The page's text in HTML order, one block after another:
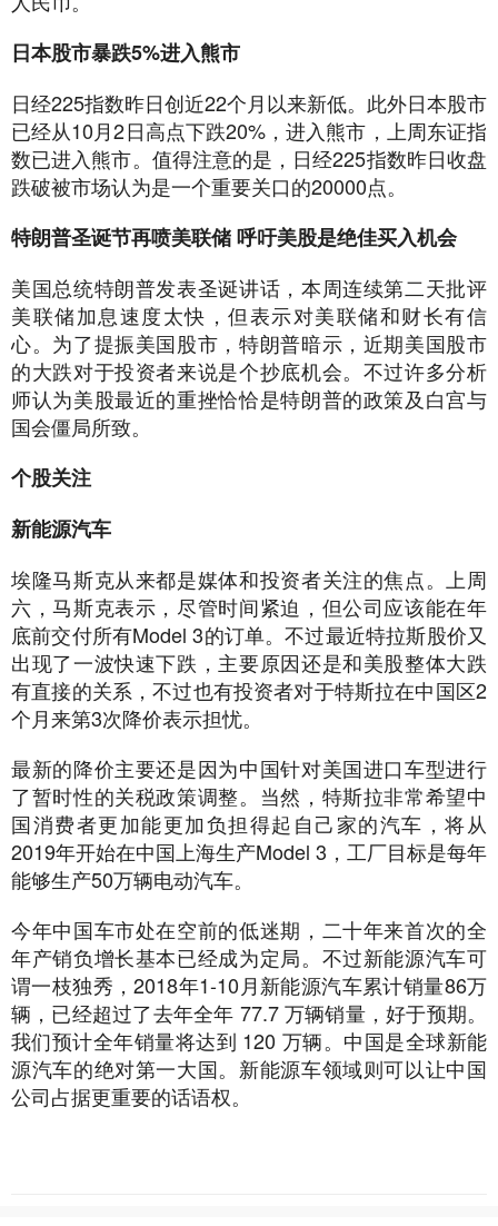
日本股市暴跌5%进入熊市
日经225指数昨日创近22个月以来新低。此外日本股市
已经从10月2日高点下跌20%，进入熊市，上周东证指
数已进入熊市。值得注意的是，日经225指数昨日收盘
跌破被市场认为是一个重要关口的20000点。
特朗普圣诞节再喷美联储 呼吁美股是绝佳买入机会
美国总统特朗普发表圣诞讲话，本周连续第二天批评
美联储加息速度太快，但表示对美联储和财长有信
心。为了提振美国股市，特朗普暗示，近期美国股市
的大跌对于投资者来说是个抄底机会。不过许多分析
师认为美股最近的重挫恰恰是特朗普的政策及白宫与
国会僵局所致。
个股关注
新能源汽车
埃隆马斯克从来都是媒体和投资者关注的焦点。上周
六，马斯克表示，尽管时间紧迫，但公司应该能在年
底前交付所有Model 3的订单。不过最近特拉斯股价又
出现了一波快速下跌，主要原因还是和美股整体大跌
有直接的关系，不过也有投资者对于特斯拉在中国区2
个月来第3次降价表示担忧。
最新的降价主要还是因为中国针对美国进口车型进行
了暂时性的关税政策调整。当然，特斯拉非常希望中
国消费者更加能更加负担得起自己家的汽车，将从
2019年开始在中国上海生产Model 3，工厂目标是每年
能够生产50万辆电动汽车。
今年中国车市处在空前的低迷期，二十年来首次的全
年产销负增长基本已经成为定局。不过新能源汽车可
谓一枝独秀，2018年1-10月新能源汽车累计销量86万
辆，已经超过了去年全年 77.7 万辆销量，好于预期。
我们预计全年销量将达到 120 万辆。中国是全球新能
源汽车的绝对第一大国。新能源车领域则可以让中国
公司占据更重要的话语权。